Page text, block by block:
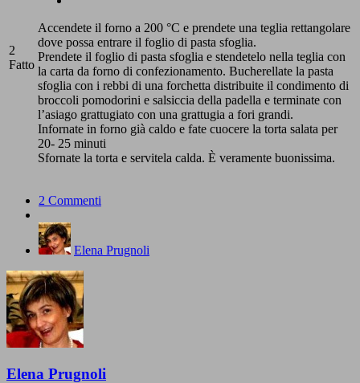
2
Fatto
Accendete il forno a 200 °C e prendete una teglia rettangolare
dove possa entrare il foglio di pasta sfoglia.
Prendete il foglio di pasta sfoglia e stendetelo nella teglia con
la carta da forno di confezionamento. Bucherellate la pasta
sfoglia con i rebbi di una forchetta distribuite il condimento di
broccoli pomodorini e salsiccia della padella e terminate con
l’asiago grattugiato con una grattugia a fori grandi.
Infornate in forno già caldo e fate cuocere la torta salata per
20- 25 minuti
Sfornate la torta e servitela calda. È veramente buonissima.
2 Commenti
Elena Prugnoli
Elena Prugnoli